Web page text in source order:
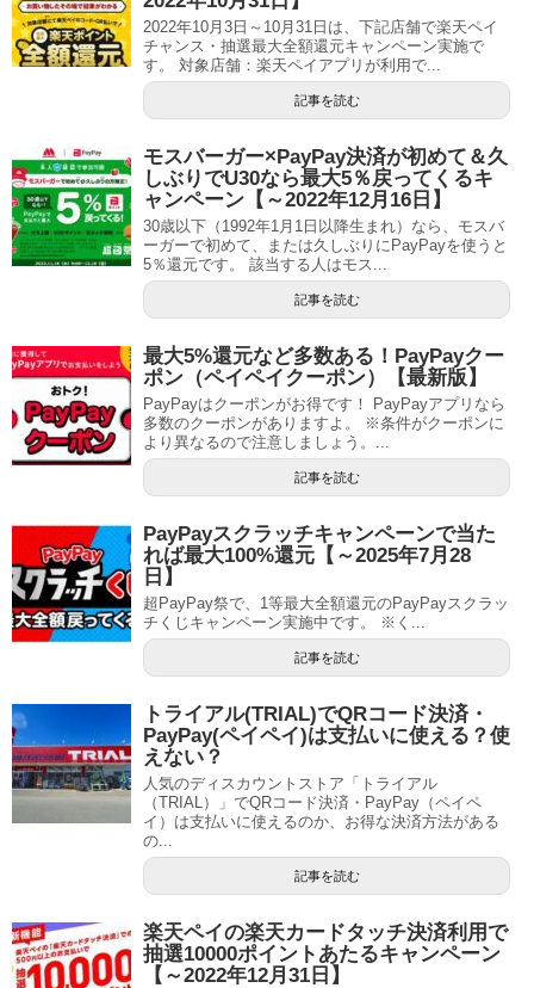
2022年10月3日～10月31日は、下記店舗で楽天ペイ
チャンス・抽選最大全額還元キャンペーン実施で
す。 対象店舗：楽天ペイアプリが利用で...
記事を読む
モスバーガー×PayPay決済が初めて＆久
しぶりでU30なら最大5％戻ってくるキ
ャンペーン【～2022年12月16日】
30歳以下（1992年1月1日以降生まれ）なら、モスバ
ーガーで初めて、または久しぶりにPayPayを使うと
5％還元です。 該当する人はモス...
記事を読む
最大5%還元など多数ある！PayPayクー
ポン（ペイペイクーポン）【最新版】
PayPayはクーポンがお得です！ PayPayアプリなら
多数のクーポンがありますよ。 ※条件がクーポンに
より異なるので注意しましょう。...
記事を読む
PayPayスクラッチキャンペーンで当た
れば最大100%還元【～2025年7月28
日】
超PayPay祭で、1等最大全額還元のPayPayスクラッ
チくじキャンペーン実施中です。 ※く...
記事を読む
トライアル(TRIAL)でQRコード決済・
PayPay(ペイペイ)は支払いに使える？使
えない？
人気のディスカウントストア「トライアル
（TRIAL）」でQRコード決済・PayPay（ペイペ
イ）は支払いに使えるのか、お得な決済方法がある
の...
記事を読む
楽天ペイの楽天カードタッチ決済利用で
抽選10000ポイントあたるキャンペーン
【～2022年12月31日】